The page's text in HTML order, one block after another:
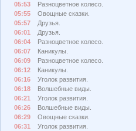
05:53
Разноцветное колесо.
05:55
Овощные сказки.
05:57
Друзья.
06:01
Друзья.
06:04
Разноцветное колесо.
06:07
Каникулы.
06:09
Разноцветное колесо.
06:12
Каникулы.
06:16
Уголок развития.
06:18
Волшебные виды.
06:21
Уголок развития.
06:26
Волшебные виды.
06:29
Овощные сказки.
06:31
Уголок развития.